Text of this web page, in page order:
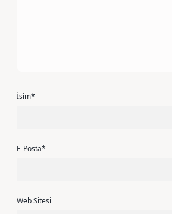
İsim*
E-Posta*
Web Sitesi